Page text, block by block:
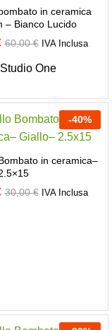
in ceramica
– Bianco Lucido
60,00€ IVA Inclusa
Studio One
-40%
in ceramica–
30,00€ IVA Inclusa